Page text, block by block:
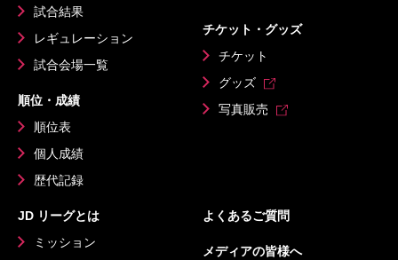
試合結果
レギュレーション
試合会場一覧
順位・成績
順位表
個人成績
歴代記録
チケット・グッズ
チケット
グッズ
写真販売
JD リーグとは
ミッション
よくあるご質問
メディアの皆様へ